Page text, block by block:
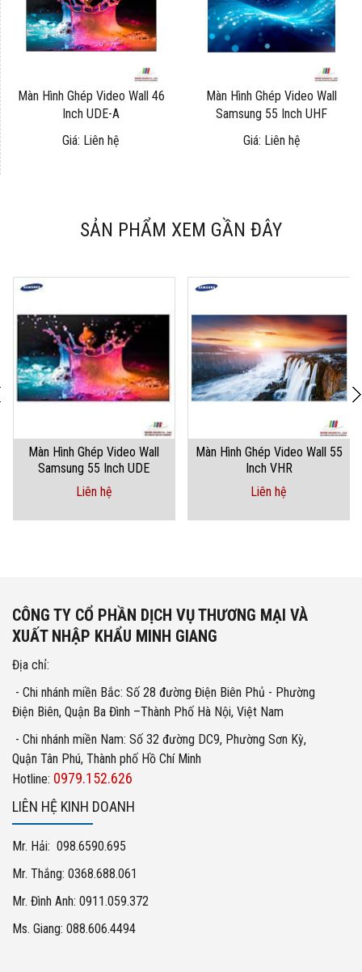
Màn Hình Ghép Video Wall 46
Inch UDE-A
Giá: Liên hệ
Màn Hình Ghép Video Wall
Samsung 55 Inch UHF
Giá: Liên hệ
SẢN PHẨM XEM GẦN ĐÂY
Màn Hình Ghép Video Wall
Samsung 55 Inch UDE
Liên hệ
Màn Hình Ghép Video Wall 55
Inch VHR
Liên hệ
CÔNG TY CỔ PHẦN DỊCH VỤ THƯƠNG MẠI VÀ
XUẤT NHẬP KHẨU MINH GIANG
Địa chỉ:
- Chi nhánh miền Bắc: Số 28 đường Điện Biên Phủ - Phường
Điện Biên, Quận Ba Đình –Thành Phố Hà Nội, Việt Nam
- Chi nhánh miền Nam: Số 32 đường DC9, Phường Sơn Kỳ,
Quận Tân Phú, Thành phố Hồ Chí Minh
Hotline: 0979.152.626
LIÊN HỆ KINH DOANH
Mr. Hải: 098.6590.695
Mr. Thắng: 0368.688.061
Mr. Đình Anh: 0911.059.372
Ms. Giang: 088.606.4494